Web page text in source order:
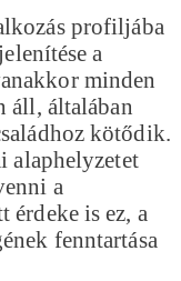
profiljába
a
minden
áll, általában
kötődik.
alaphelyzetet
a
is ez, a
fenntartása